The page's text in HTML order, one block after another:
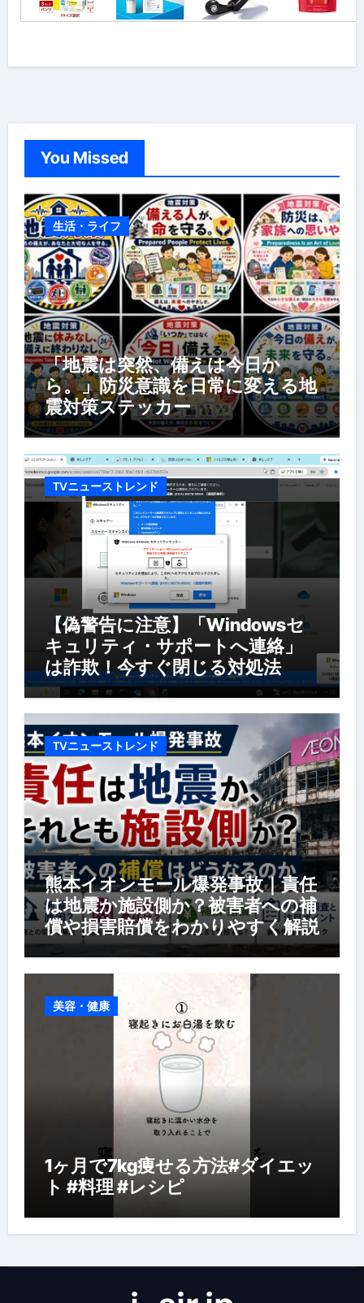
You Missed
生活・ライフ
「地震は突然、備えは今日か
ら。」防災意識を日常に変える地
震対策ステッカー
TVニューストレンド
【偽警告に注意】「Windowsセ
キュリティ・サポートへ連絡」
は詐欺！今すぐ閉じる対処法
TVニューストレンド
熊本イオンモール爆発事故｜責任
は地震か施設側か？被害者への補
償や損害賠償をわかりやすく解説
美容・健康
1ヶ月で7kg痩せる方法#ダイエッ
ト #料理 #レシピ